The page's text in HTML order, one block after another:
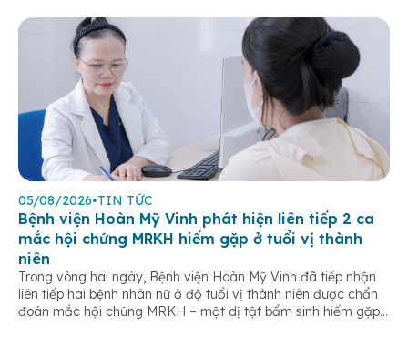
05/08/2026•TIN TỨC
Bệnh viện Hoàn Mỹ Vinh phát hiện liên tiếp 2 ca
mắc hội chứng MRKH hiếm gặp ở tuổi vị thành
niên
Trong vòng hai ngày, Bệnh viện Hoàn Mỹ Vinh đã tiếp nhận
liên tiếp hai bệnh nhân nữ ở độ tuổi vị thành niên được chẩn
đoán mắc hội chứng MRKH – một dị tật bẩm sinh hiếm gặp